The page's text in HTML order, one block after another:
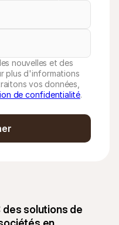
des solutions de
nouvelles et des
plus d'informations
vos données,
de confidentialité.